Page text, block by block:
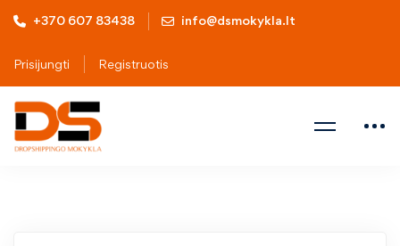
+370 607 83438 info@dsmokykla.lt
Prisijungti Registruotis